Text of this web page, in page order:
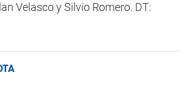
Velasco y Silvio Romero. DT: